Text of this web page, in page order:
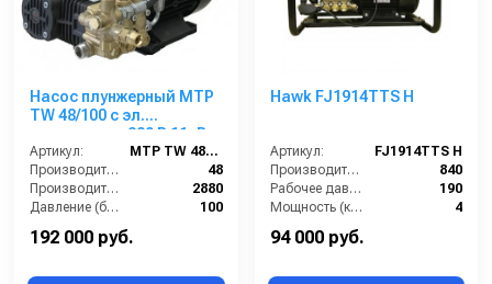
Насос плунжерный MTP
TW 48/100 с эл.
двигателем 380 В 11кВт
Артикул:
MTP TW 48/100
Производительность (л/мин):
48
Производительность (л/ч):
2880
Давление (бар):
100
192 000 руб.
Hawk FJ1914TTS H
Артикул:
FJ1914TTS H
Производительность (л/ч):
840
Рабочее давление (бар):
190
Мощность (кВт):
4
Электропитание (В):
94 000 руб.